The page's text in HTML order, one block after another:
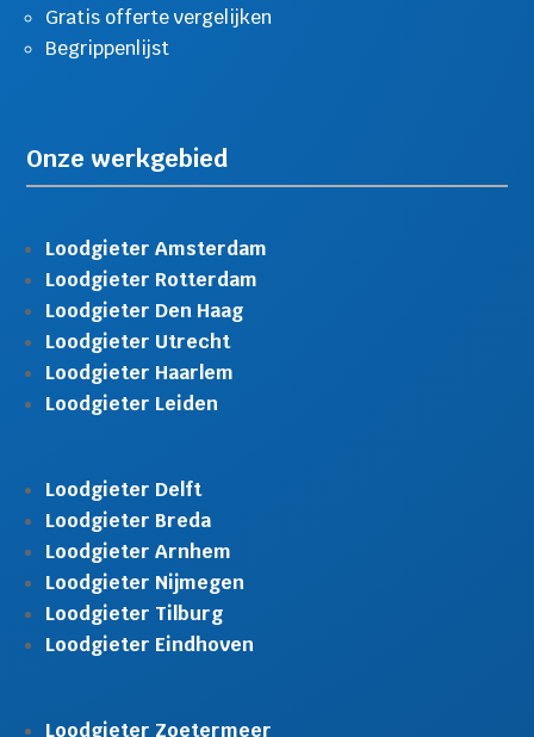
Gratis offerte vergelijken
Begrippenlijst
Onze werkgebied
Loodgieter Amsterdam
Loodgieter Rotterdam
Loodgieter Den Haag
Loodgieter Utrecht
Loodgieter Haarlem
Loodgieter Leiden
Loodgieter Delft
Loodgieter Breda
Loodgieter Arnhem
Loodgieter Nijmegen
Loodgieter Tilburg
Loodgieter Eindhoven
Loodgieter Zoetermeer